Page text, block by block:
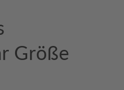
Größe